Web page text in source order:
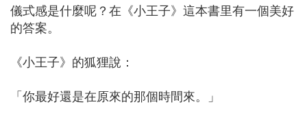
儀式感是什麼呢？在《小王子》這本書里有一個美好
的答案。
《小王子》的狐狸說：
「你最好還是在原來的那個時間來。」